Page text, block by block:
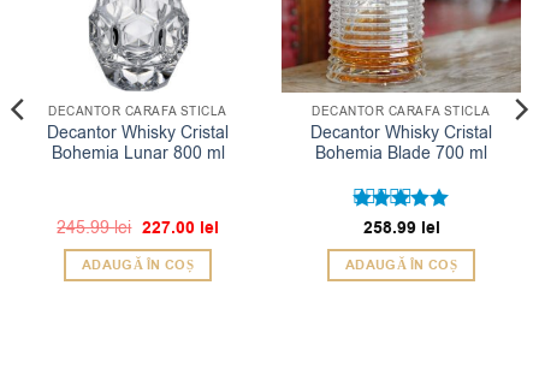
DECANTOR CARAFA STICLA
Decantor Whisky Cristal
Bohemia Lunar 800 ml
245.99lei Prețul
a
fost:
227.00 leiPrețul
ADAUGĂ ÎN COȘ
DECANTOR CARAFA STICLA
Decantor Whisky Cristal
Bohemia Blade 700 ml
Evaluat la
5din 5
258.99 lei
ADAUGĂ ÎN COȘ